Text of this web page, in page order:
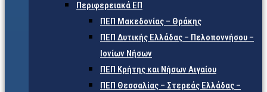
Περιφερειακά ΕΠ
ΠΕΠ Μακεδονίας – Θράκης
ΠΕΠ Δυτικής Ελλάδας – Πελοποννήσου –
Ιονίων Νήσων
ΠΕΠ Κρήτης και Νήσων Αιγαίου
ΠΕΠ Θεσσαλίας – Στερεάς Ελλάδας –